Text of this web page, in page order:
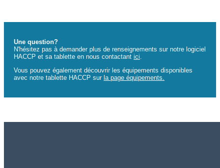
Une question?
N'hésitez pas à demander plus de renseignements sur notre logiciel
HACCP et sa tablette en nous contactant ici
Vous pouvez également découvrir les équipements disponibles
avec notre tablette HACCP sur la page équipements.